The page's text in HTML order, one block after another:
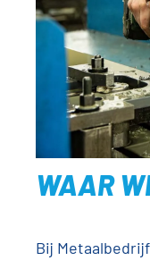
WAAR
Bij